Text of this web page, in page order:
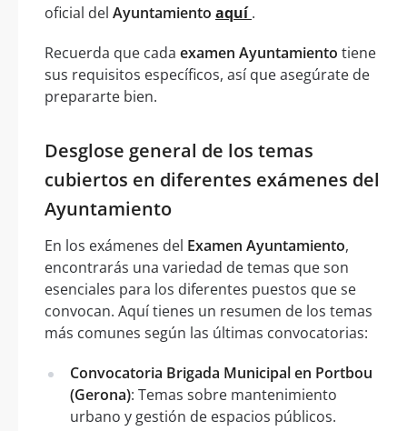
oficial del Ayuntamiento aquí.
Recuerda que cada examen Ayuntamiento tiene
sus requisitos específicos, así que asegúrate de
prepararte bien.
Desglose general de los temas
cubiertos en diferentes exámenes del
Ayuntamiento
En los exámenes del Examen Ayuntamiento,
encontrarás una variedad de temas que son
esenciales para los diferentes puestos que se
convocan. Aquí tienes un resumen de los temas
más comunes según las últimas convocatorias:
Convocatoria Brigada Municipal en Portbou
(Gerona): Temas sobre mantenimiento
urbano y gestión de espacios públicos.